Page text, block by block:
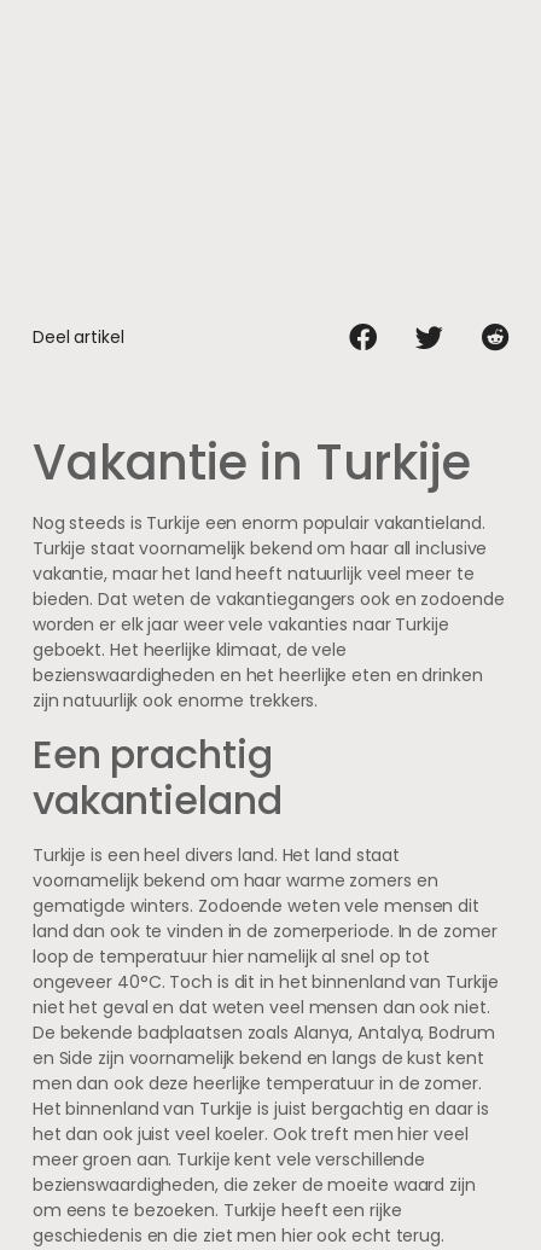
Deel artikel
Vakantie in Turkije
Nog steeds is Turkije een enorm populair vakantieland.
Turkije staat voornamelijk bekend om haar all inclusive
vakantie, maar het land heeft natuurlijk veel meer te
bieden. Dat weten de vakantiegangers ook en zodoende
worden er elk jaar weer vele vakanties naar Turkije
geboekt. Het heerlijke klimaat, de vele
bezienswaardigheden en het heerlijke eten en drinken
zijn natuurlijk ook enorme trekkers.
Een prachtig
vakantieland
Turkije is een heel divers land. Het land staat
voornamelijk bekend om haar warme zomers en
gematigde winters. Zodoende weten vele mensen dit
land dan ook te vinden in de zomerperiode. In de zomer
loop de temperatuur hier namelijk al snel op tot
ongeveer 40°C. Toch is dit in het binnenland van Turkije
niet het geval en dat weten veel mensen dan ook niet.
De bekende badplaatsen zoals Alanya, Antalya, Bodrum
en Side zijn voornamelijk bekend en langs de kust kent
men dan ook deze heerlijke temperatuur in de zomer.
Het binnenland van Turkije is juist bergachtig en daar is
het dan ook juist veel koeler. Ook treft men hier veel
meer groen aan. Turkije kent vele verschillende
bezienswaardigheden, die zeker de moeite waard zijn
om eens te bezoeken. Turkije heeft een rijke
geschiedenis en die ziet men hier ook echt terug.